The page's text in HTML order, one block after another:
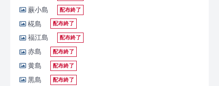
蕨小島 配布終了
椛島 配布終了
福江島 配布終了
赤島 配布終了
黄島 配布終了
黒島 配布終了